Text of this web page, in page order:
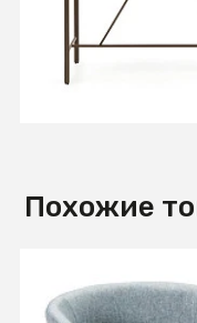
Похожие
16 070 ₽